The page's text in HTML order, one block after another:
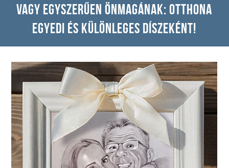
vagy egyszerűen önmagának: otthona
egyedi és különleges díszeként!